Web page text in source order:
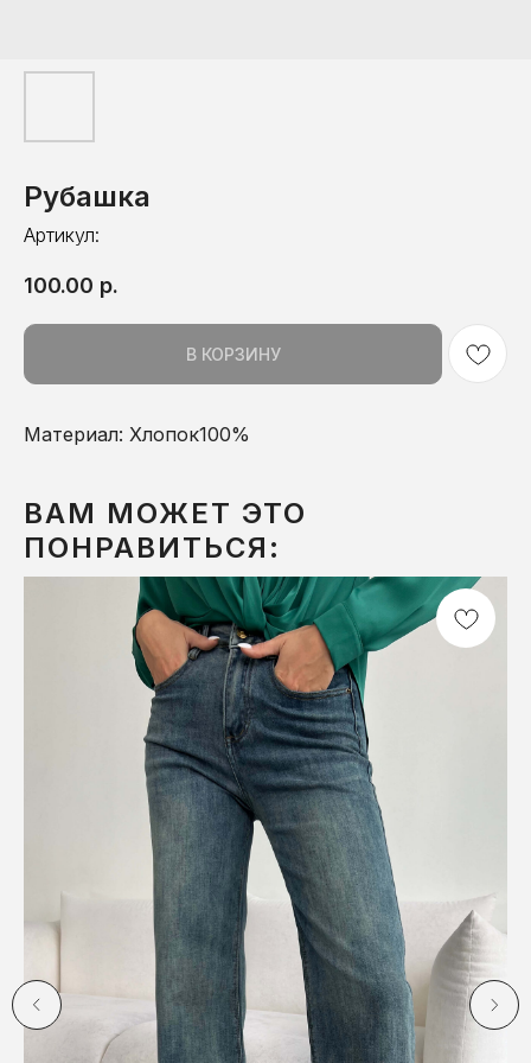
Рубашка
Артикул:
100.00 р.
В КОРЗИНУ
Материал: Хлопок100%
ВАМ МОЖЕТ ЭТО
ПОНРАВИТЬСЯ: